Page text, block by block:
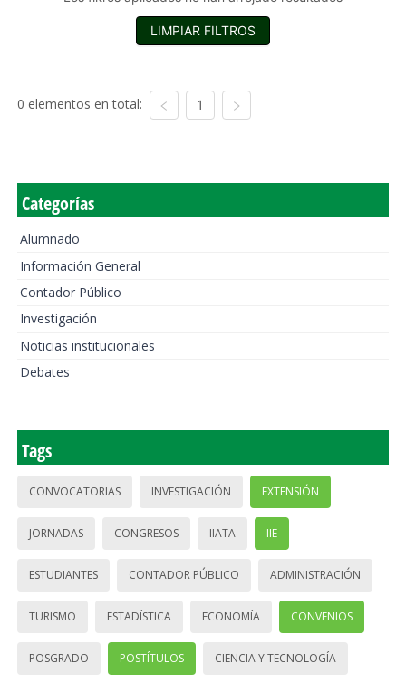
LIMPIAR FILTROS
0 elementos en total: 1
Categorías
Alumnado
Información General
Contador Público
Investigación
Noticias institucionales
Debates
Tags
CONVOCATORIAS INVESTIGACIÓN EXTENSIÓN
JORNADAS CONGRESOS IIATA IIE
ESTUDIANTES CONTADOR PÚBLICO ADMINISTRACIÓN
TURISMO ESTADÍSTICA ECONOMÍA CONVENIOS
POSGRADO POSTÍTULOS CIENCIA Y TECNOLOGÍA